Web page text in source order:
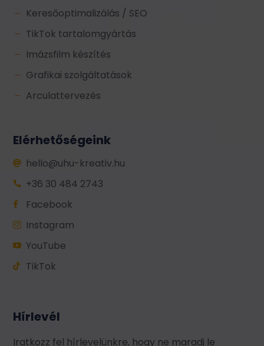
K Keresőoptimalizálás / SEO
K TikTok tartalomgyártás
K Imázsfilm készítés
K Grafikai szolgáltatások
K Arculattervezés
Elérhetőségeink
 hello@uhu-kreativ.hu
 +36 30 484 2743
 Facebook
 Instagram
 YouTube
 TikTok
Hírlevél
Iratkozz fel hírlevelünkre, hogy ne maradj le